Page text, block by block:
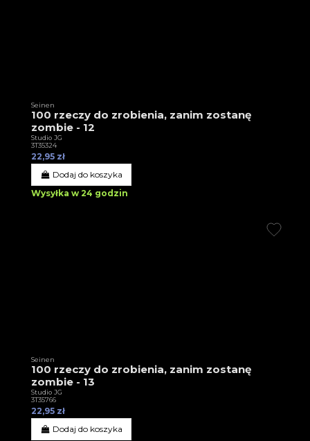
Seinen
100 rzeczy do zrobienia, zanim zostanę
zombie - 12
Studio JG
3T35324
22,95 zł
Dodaj do koszyka
Wysyłka w 24 godzin
Seinen
100 rzeczy do zrobienia, zanim zostanę
zombie - 13
Studio JG
3T35766
22,95 zł
Dodaj do koszyka